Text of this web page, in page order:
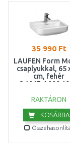
35 990 Ft
LAUFEN Form
csaplyukkal, 65
cm, fehér
RAKTÁRON
KOSÁRBA